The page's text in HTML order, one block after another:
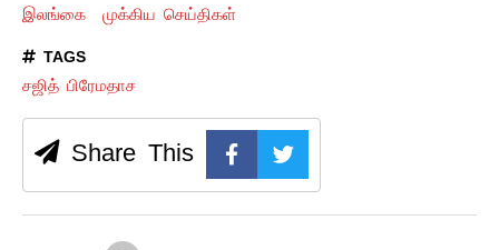
இலங்கை முக்கிய செய்திகள்
TAGS
சஜித் பிரேமதாச
Share This